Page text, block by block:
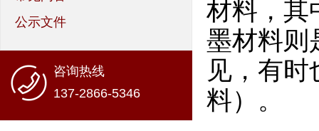
公示文件
咨询热线
137-2866-5346
材料，其
墨材料则
见，有
料）。